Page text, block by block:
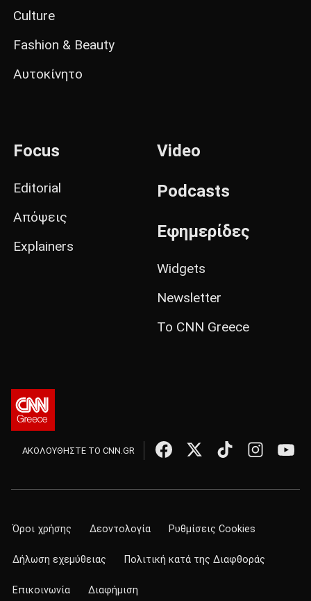
Culture
Fashion & Beauty
Αυτοκίνητο
Focus
Editorial
Απόψεις
Explainers
Video
Podcasts
Εφημερίδες
Widgets
Newsletter
Το CNN Greece
ΑΚΟΛΟΥΘΗΣΤΕ ΤΟ CNN.GR
Όροι χρήσης Δεοντολογία Ρυθμίσεις Cookies
Δήλωση εχεμύθειας Πολιτική κατά της Διαφθοράς
Επικοινωνία Διαφήμιση